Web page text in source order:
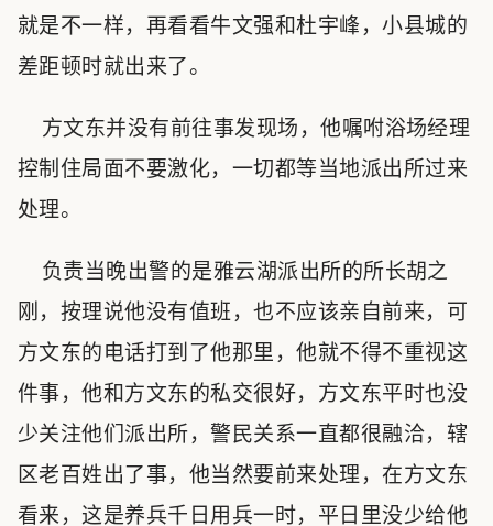
就是不一样，再看看牛文强和杜宇峰，小县城的
差距顿时就出来了。
方文东并没有前往事发现场，他嘱咐浴场经理
控制住局面不要激化，一切都等当地派出所过来
处理。
负责当晚出警的是雅云湖派出所的所长胡之
刚，按理说他没有值班，也不应该亲自前来，可
方文东的电话打到了他那里，他就不得不重视这
件事，他和方文东的私交很好，方文东平时也没
少关注他们派出所，警民关系一直都很融洽，辖
区老百姓出了事，他当然要前来处理，在方文东
看来，这是养兵千日用兵一时，平日里没少给他